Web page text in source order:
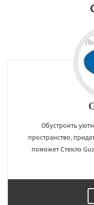
Малаховка
Фосфоритный
Черкизово Черусти
Обустроить
пространство,
поможет Стекло